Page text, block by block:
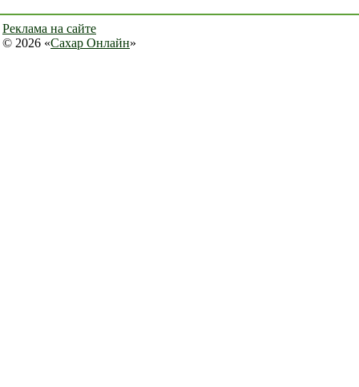
Реклама на сайте
© 2026 «Сахар Онлайн»